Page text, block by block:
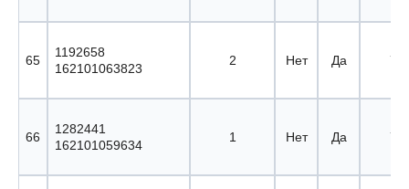
65
1192658
162101063823
2 Нет Да 73
66
1282441
162101059634
1 Нет Да 74